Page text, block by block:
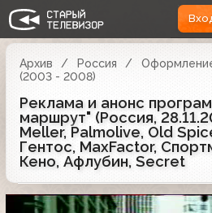
Архив Россия
(2003 - 2008)
Реклама и анонс
маршрут" (Россия,
Meller, Palmolive, Old
Гентос, MaxFactor,
Кено, Афлубин, Secret